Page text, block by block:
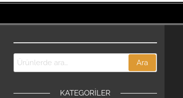
Ara
KATEGORILER